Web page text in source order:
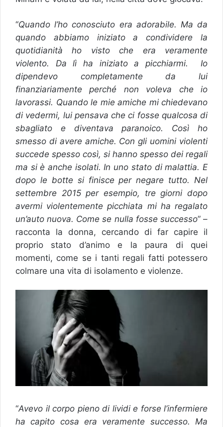
“Quando l’ho conosciuto era adorabile. Ma da
quando abbiamo iniziato a condividere la
quotidianità ho visto che era veramente
violento. Da lì ha iniziato a picchiarmi. Io
dipendevo completamente da lui
finanziariamente perché non voleva che io
lavorassi. Quando le mie amiche mi chiedevano
di vedermi, lui pensava che ci fosse qualcosa di
sbagliato e diventava paranoico. Così ho
smesso di avere amiche. Con gli uomini violenti
succede spesso così, si hanno spesso dei regali
ma si è anche isolati. In uno stato di malattia. E
dopo le botte si finisce per negare tutto. Nel
settembre 2015 per esempio, tre giorni dopo
avermi violentemente picchiata mi ha regalato
un’auto nuova. Come se nulla fosse successo” –
racconta la donna, cercando di far capire il
proprio stato d’animo e la paura di quei
momenti, come se i tanti regali fatti potessero
colmare una vita di isolamento e violenze.
“Avevo il corpo pieno di lividi e forse l’infermiere
ha capito cosa era veramente successo. Ma